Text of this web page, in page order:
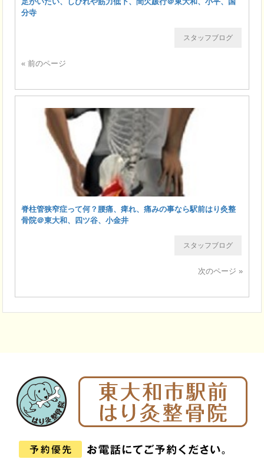
分寺
スタッフブログ
« 前のページ
脊柱管狭窄症って何？腰痛、痺れ、痛みの事なら駅前はり灸整
骨院＠東大和、四ツ谷、小金井
スタッフブログ
次のページ »